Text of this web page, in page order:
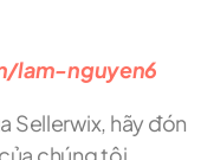
lam-nguyen6
Sellerwix, hãy đón